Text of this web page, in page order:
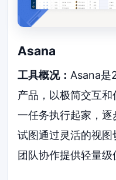
Asana
工具概况：Asana是
产品，以极简交互
一任务执行起家，逐
试图通过灵活的视
团队协作提供轻量级